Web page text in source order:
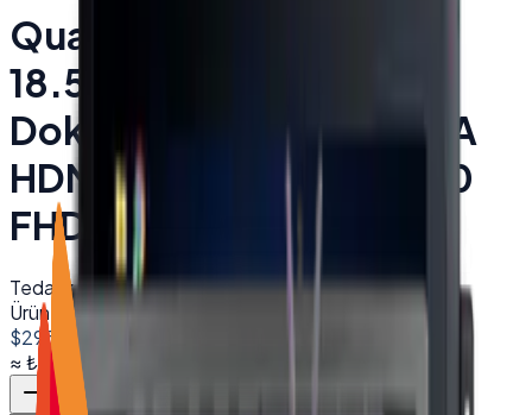
Quanmax TCH-1850M
18.5'' Endüstriyel
Dokunmatik Monitör VGA
HDMI DVI USB 1920*1080
FHD
Tedarik edilir
Ürün Kodu:001181
8682520413649
$295.00
≈₺14.109,26